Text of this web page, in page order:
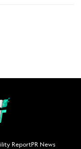
ReportPR News